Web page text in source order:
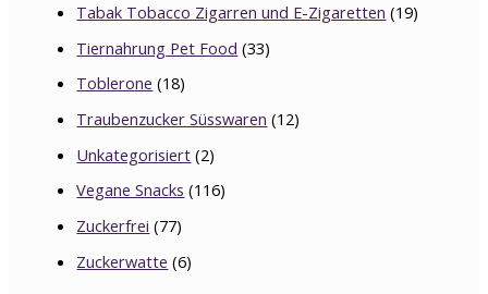
Tabak Tobacco Zigarren und E-Zigaretten (19)
Tiernahrung Pet Food (33)
Toblerone (18)
Traubenzucker Süsswaren (12)
Unkategorisiert (2)
Vegane Snacks (116)
Zuckerfrei (77)
Zuckerwatte (6)